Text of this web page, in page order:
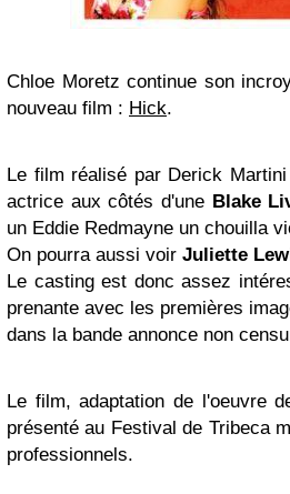
Chloe Moretz continue son
nouveau film : Hick.
Le film réalisé par Derick
actrice aux côtés d'une Blake
un Eddie Redmayne un chouilla
On pourra aussi voir Juliette
Le casting est donc assez
prenante avec les premières
dans la bande annonce non
Le film, adaptation de l'oeuvre
présenté au Festival de Tribeca
professionnels.